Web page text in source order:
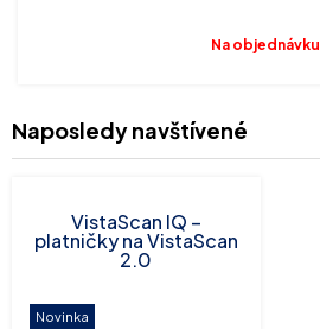
Na objednávku
Naposledy navštívené
VistaScan IQ –
platničky na VistaScan
2.0
Novinka